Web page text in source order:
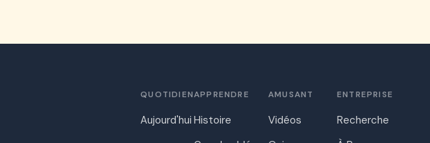
QUOTIDIEN
Aujourd'hui
APPRENDRE
Histoire
AMUSANT
Vidéos
ENTREPRISE
Recherche